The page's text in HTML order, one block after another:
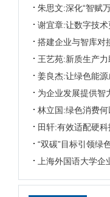
搭建企业与智库对
王艺苑:新质生产
为企业发展提供智
田轩:有效适配硬
“双碳”目标引领绿